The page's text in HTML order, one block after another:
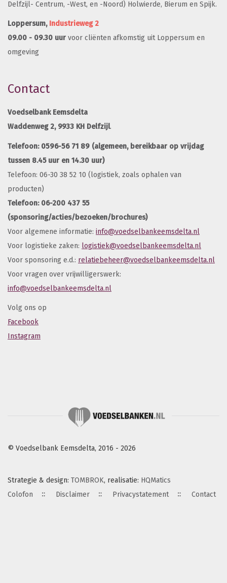
Delfzijl- Centrum, -West, en -Noord) Holwierde, Bierum en Spijk.
Loppersum, Industrieweg 2
09.00 - 09.30 uur voor cliënten afkomstig uit Loppersum en
omgeving
Contact
Voedselbank Eemsdelta
Waddenweg 2, 9933 KH Delfzijl.
Telefoon: 0596-56 71 89 (algemeen, bereikbaar op vrijdag
tussen 8.45 uur en 14.30 uur)
Telefoon: 06-30 38 52 10 (logistiek, zoals ophalen van
producten)
Telefoon: 06-200 437 55
(sponsoring/acties/bezoeken/brochures)
Voor algemene informatie: info@voedselbankeemsdelta.nl
Voor logistieke zaken: logistiek@voedselbankeemsdelta.nl
Voor sponsoring e.d.: relatiebeheer@voedselbankeemsdelta.nl
Voor vragen over vrijwilligerswerk:
info@voedselbankeemsdelta.nl
Volg ons op
Facebook
Instagram
© Voedselbank Eemsdelta, 2016 - 2026
Strategie & design: TOMBROK, realisatie: HQMatics
Colofon
Disclaimer Privacystatement Contact